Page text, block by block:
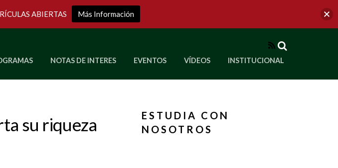
RSS
NOTAS DE INTERES EVENTOS VÍDEOS INSTITUCIONAL
su riqueza
ESTUDIA CON
NOSOTROS
ABIERTAS Más Información